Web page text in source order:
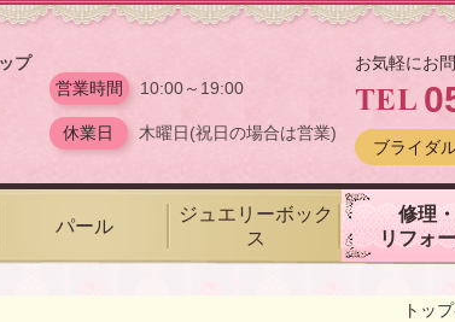
プ
営業時間 10:00～19:00
休業日 木曜日(祝日の場合は営業)
お気軽にお
ブライダ
パール
ジュエリーボック
ス
修理・
リフォ
トッ